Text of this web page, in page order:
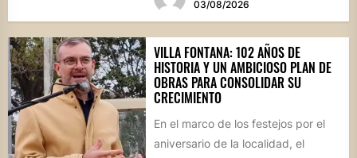
03/08/2026
VILLA FONTANA: 102 AÑOS DE
HISTORIA Y UN AMBICIOSO PLAN DE
OBRAS PARA CONSOLIDAR SU
CRECIMIENTO
En el marco de los festejos por el
aniversario de la localidad, el